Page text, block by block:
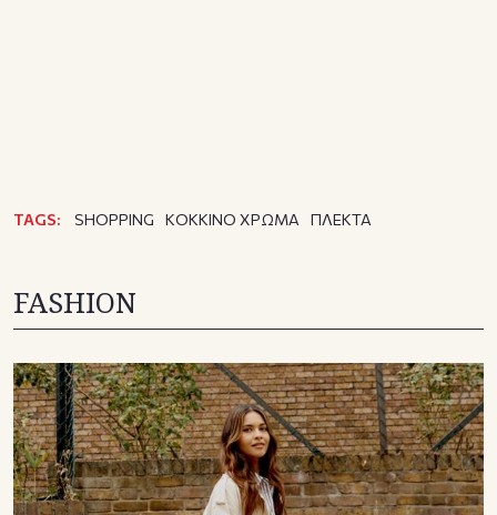
TAGS: SHOPPING ΚΟΚΚΙΝΟ ΧΡΩΜΑ ΠΛΕΚΤΑ
FASHION